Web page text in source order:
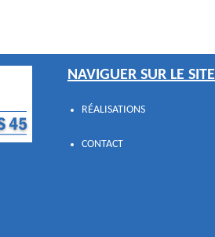
NAVIGUER SUR LE SITE
RÉALISATIONS
CONTACT